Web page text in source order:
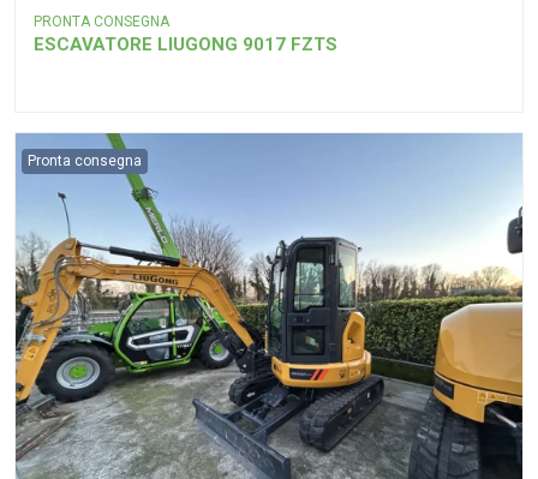
PRONTA CONSEGNA
ESCAVATORE LIUGONG 9017 FZTS
Pronta consegna